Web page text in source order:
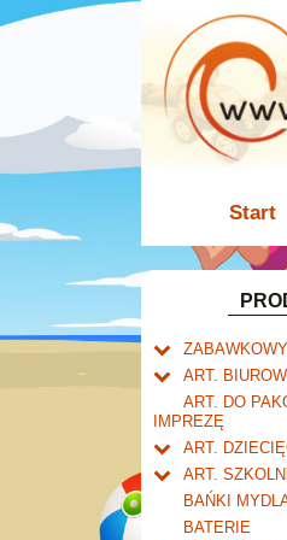
Start
Welly.
Mały
Zabawki
Akcesoria
ART.
Ścienne
Zdzieraki
Klipy i
Korektory.
ART. DO
IMPREZĘ
ART.
Artykuły
Produkty
ART.
Tornistry,
Drobne
BAŃKI
BATERIE